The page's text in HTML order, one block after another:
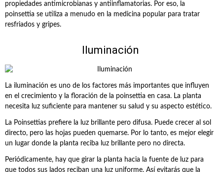
propiedades antimicrobianas y antiinflamatorias. Por eso, la
poinsettia se utiliza a menudo en la medicina popular para tratar
resfriados y gripes.
Iluminación
La iluminación es uno de los factores más importantes que influyen
en el crecimiento y la floración de la poinsettia en casa. La planta
necesita luz suficiente para mantener su salud y su aspecto estético.
La Poinsettias prefiere la luz brillante pero difusa. Puede crecer al sol
directo, pero las hojas pueden quemarse. Por lo tanto, es mejor elegir
un lugar donde la planta reciba luz brillante pero no directa.
Periódicamente, hay que girar la planta hacia la fuente de luz para
que todos sus lados reciban una luz uniforme. Así evitarás que la